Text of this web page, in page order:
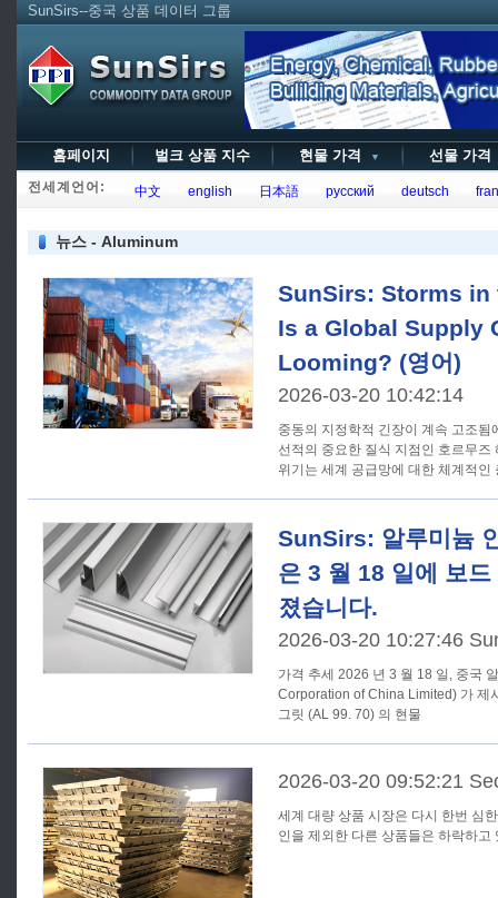
SunSirs--중국 상품 데이터 그룹
홈페이지 벌크 상품 지수 현물 가격 ▼ 선물 가
전세계언어: 中文 english 日本語 русский deutsch
뉴스 - Aluminum
SunSirs: Storms
Is a Global Supply
Looming? (영어)
2026-03-20 10:42:14
중동의 지정학적 긴장이 계속 고조
선적의 중요한 질식 지점인 호르무즈
위기는 세계 공급망에 대한 체계적인
SunSirs: 알루미늄
은 3 월 18 일에 보
졌습니다.
2026-03-20 10:27:46
가격 추세 2026 년 3 월 18 일, 중국 알루미늄공사 (Aluminum
Corporation of China Limited) 가 제
그릿 (AL 99. 70) 의 현물
2026-03-20 09:52:21
세계 대량 상품 시장은 다시 한번 심